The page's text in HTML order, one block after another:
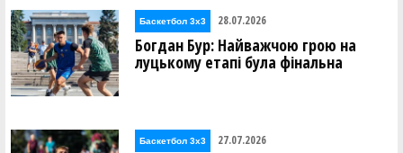
Баскетбол 3х3 28.07.2026
Богдан Бур: Найважчою грою на
луцькому етапі була фінальна
Баскетбол 3х3 27.07.2026